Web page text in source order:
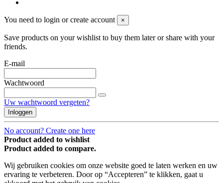
You need to login or create account ×
Save products on your wishlist to buy them later or share with your
friends.
E-mail
Wachtwoord
Uw wachtwoord vergeten?
Inloggen
No account? Create one here
Product added to wishlist
Product added to compare.
Wij gebruiken cookies om onze website goed te laten werken en uw
ervaring te verbeteren. Door op “Accepteren” te klikken, gaat u